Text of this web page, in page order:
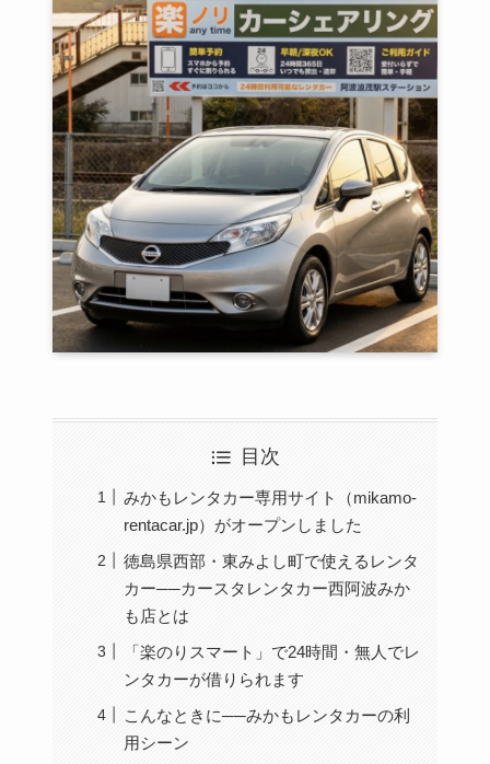
目次
みかもレンタカー専用サイト（mikamo-
rentacar.jp）がオープンしました
徳島県西部・東みよし町で使えるレンタ
カー──カースタレンタカー西阿波みか
も店とは
「楽のりスマート」で24時間・無人でレ
ンタカーが借りられます
こんなときに──みかもレンタカーの利
用シーン